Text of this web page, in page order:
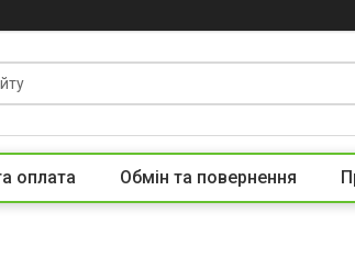
оплата Обмін та повернення